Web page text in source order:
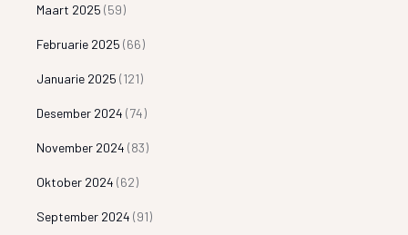
Maart 2025 (59)
Februarie 2025 (66)
Januarie 2025 (121)
Desember 2024 (74)
November 2024 (83)
Oktober 2024 (62)
September 2024 (91)